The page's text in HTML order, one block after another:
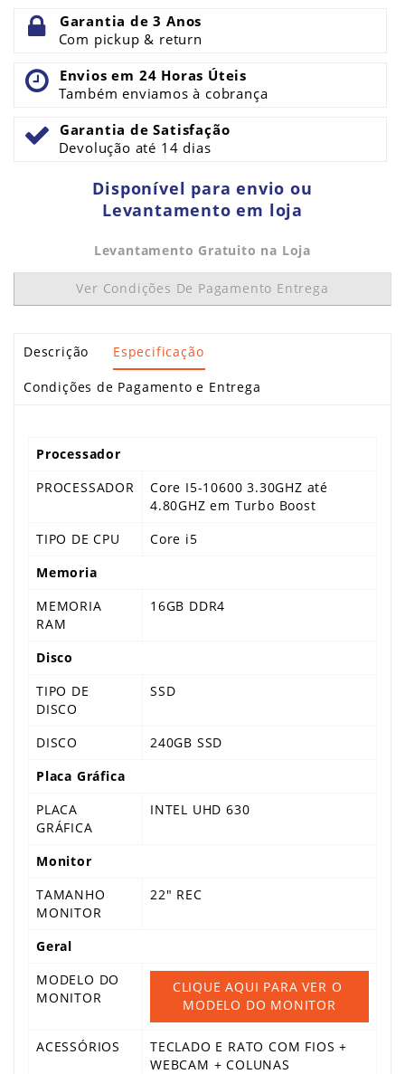
Garantia de 3 Anos
Com pickup & return
Envios em 24 Horas Úteis
Também enviamos à cobrança
Garantia de Satisfação
Devolução até 14 dias
Disponível para envio ou
Levantamento em loja
Levantamento Gratuito na Loja
Ver Condições De Pagamento Entrega
Descrição Especificação
Condições de Pagamento e Entrega
Processador
PROCESSADOR
Core I5-10600 3.30GHZ até
4.80GHZ em Turbo Boost
TIPO DE CPU
Core i5
Memoria
MEMORIA
RAM
16GB DDR4
Disco
TIPO DE
DISCO
SSD
DISCO
240GB SSD
Placa Gráfica
PLACA
GRÁFICA
INTEL UHD 630
Monitor
TAMANHO
MONITOR
22" REC
Geral
MODELO DO
MONITOR
CLIQUE AQUI PARA VER O
MODELO DO MONITOR
ACESSÓRIOS
TECLADO E RATO COM FIOS +
WEBCAM + COLUNAS